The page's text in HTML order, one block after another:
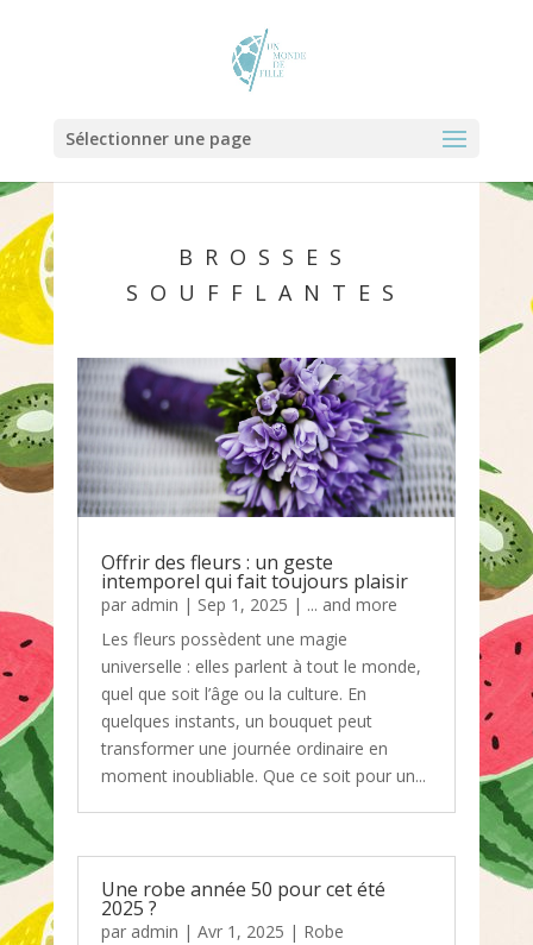
Sélectionner une page
BROSSES
SOUFFLANTES
Offrir des fleurs : un geste
intemporel qui fait toujours plaisir
par admin | Sep 1, 2025 | ... and more
Les fleurs possèdent une magie
universelle : elles parlent à tout le monde,
quel que soit l’âge ou la culture. En
quelques instants, un bouquet peut
transformer une journée ordinaire en
moment inoubliable. Que ce soit pour un...
Une robe année 50 pour cet été
2025 ?
par admin | Avr 1, 2025 | Robe